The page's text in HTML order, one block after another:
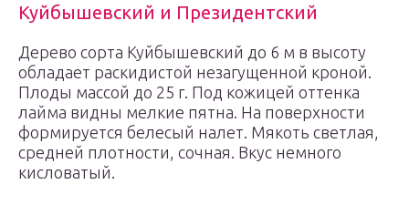
Куйбышевский и Президентский
Дерево сорта Куйбышевский до 6 м в высоту
обладает раскидистой незагущенной кроной.
Плоды массой до 25 г. Под кожицей оттенка
лайма видны мелкие пятна. На поверхности
формируется белесый налет. Мякоть светлая,
средней плотности, сочная. Вкус немного
кисловатый.